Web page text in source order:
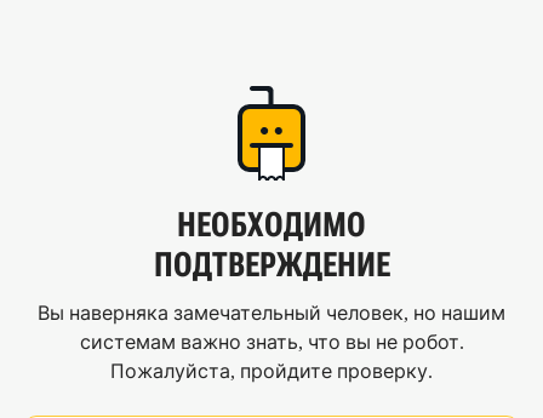
НЕОБХОДИМО
ПОДТВЕРЖДЕНИЕ
Вы наверняка замечательный человек, но нашим
системам важно знать, что вы не робот.
Пожалуйста, пройдите проверку.